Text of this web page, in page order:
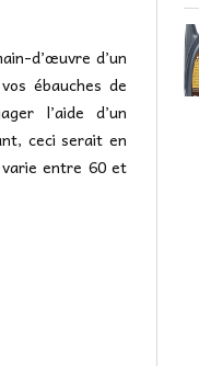
d’œuvre d’un
ébauches de
l’aide d’un
ceci serait en
varie entre 60 et